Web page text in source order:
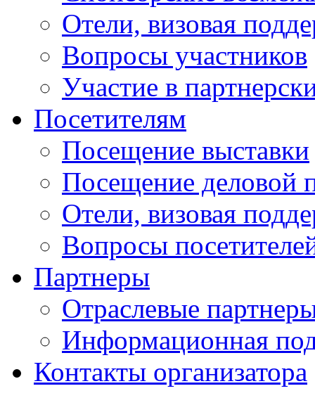
Отели, визовая
Вопросы участников
Участие в
Посетителям
Посещение выставки
Посещение деловой
Отели, визовая
Вопросы
Партнеры
Отраслевые
Информационная
Контакты организатора